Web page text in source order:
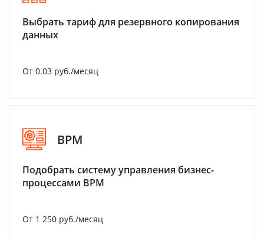
Выбрать тариф для резервного копирования
данных
От 0.03 руб./месяц
BPM
Подобрать систему управления бизнес-
процессами BPM
От 1 250 руб./месяц